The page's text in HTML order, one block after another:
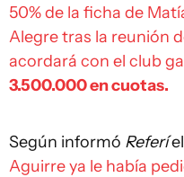
50% de la ficha de
Alegre tras la reunión
acordará con el club
3.500.000 en cuotas.
Según informó Referí
Aguirre ya le había